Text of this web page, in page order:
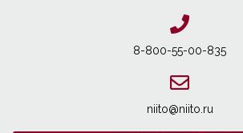
8-800-55-00-835
niito@niito.ru